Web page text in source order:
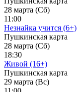
28 марта (Сб)
11:00
Незнайка учится (6+)
Пушкинская карта
28 марта (Сб)
18:30
Живой (16+)
Пушкинская карта
29 марта (Вс)